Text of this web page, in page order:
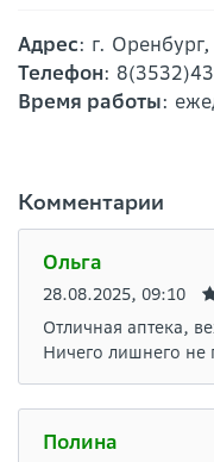
Адрес: г.
Телефон:
Время работы:
Комментарии
Ольга
28.08.2025, 09:10
Отличная аптека,
Ничего лишнего не
Полина